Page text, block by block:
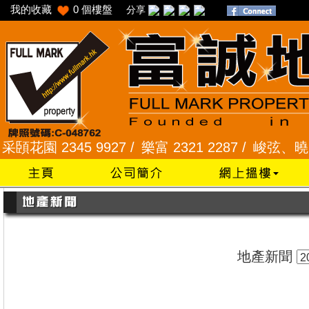
我的收藏 0 個樓盤 分享
園 2345 9927 /樂富 2321 2287 /峻弦、曉暉
地產新聞